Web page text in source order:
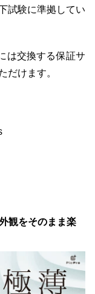
試験に準拠してい
は交換する保証サ
だけます。
観をそのまま楽